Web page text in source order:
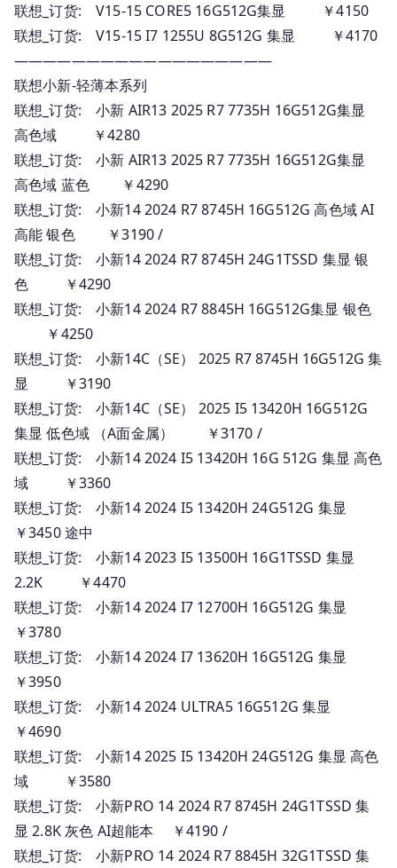
联想_订货: V15-15 CORE5 16G512G集显 ￥4150
联想_订货: V15-15 I7 1255U 8G512G 集显 ￥4170
——————————————————
联想小新-轻薄本系列
联想_订货: 小新 AIR13 2025 R7 7735H 16G512G集显
高色域 ￥4280
联想_订货: 小新 AIR13 2025 R7 7735H 16G512G集显
高色域 蓝色 ￥4290
联想_订货: 小新14 2024 R7 8745H 16G512G 高色域 AI
高能 银色 ￥3190 /
联想_订货: 小新14 2024 R7 8745H 24G1TSSD 集显 银
色 ￥4290
联想_订货: 小新14 2024 R7 8845H 16G512G集显 银色
￥4250
联想_订货: 小新14C（SE） 2025 R7 8745H 16G512G 集
显 ￥3190
联想_订货: 小新14C（SE） 2025 I5 13420H 16G512G
集显 低色域 （A面金属） ￥3170 /
联想_订货: 小新14 2024 I5 13420H 16G 512G 集显 高色
域 ￥3360
联想_订货: 小新14 2024 I5 13420H 24G512G 集显
￥3450 途中
联想_订货: 小新14 2023 I5 13500H 16G1TSSD 集显
2.2K ￥4470
联想_订货: 小新14 2024 I7 12700H 16G512G 集显
￥3780
联想_订货: 小新14 2024 I7 13620H 16G512G 集显
￥3950
联想_订货: 小新14 2024 ULTRA5 16G512G 集显
￥4690
联想_订货: 小新14 2025 I5 13420H 24G512G 集显 高色
域 ￥3580
联想_订货: 小新PRO 14 2024 R7 8745H 24G1TSSD 集
显 2.8K 灰色 AI超能本 ￥4190 /
联想_订货: 小新PRO 14 2024 R7 8845H 32G1TSSD 集